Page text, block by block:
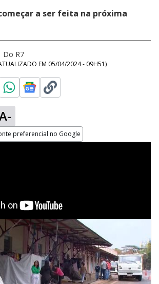
a ser feita na próxima
Do R7
EM 05/04/2024 - 09H51)
preferencial no Google